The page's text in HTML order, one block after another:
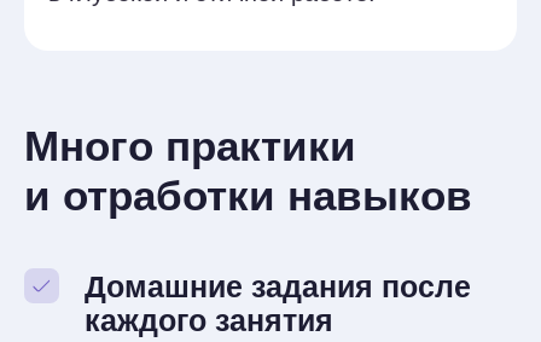
Финальная работа — это
не экзамен
терапевтического кейса на супервизии:
вы описываете, как использовали
инструменты ACT и CFT в реальной